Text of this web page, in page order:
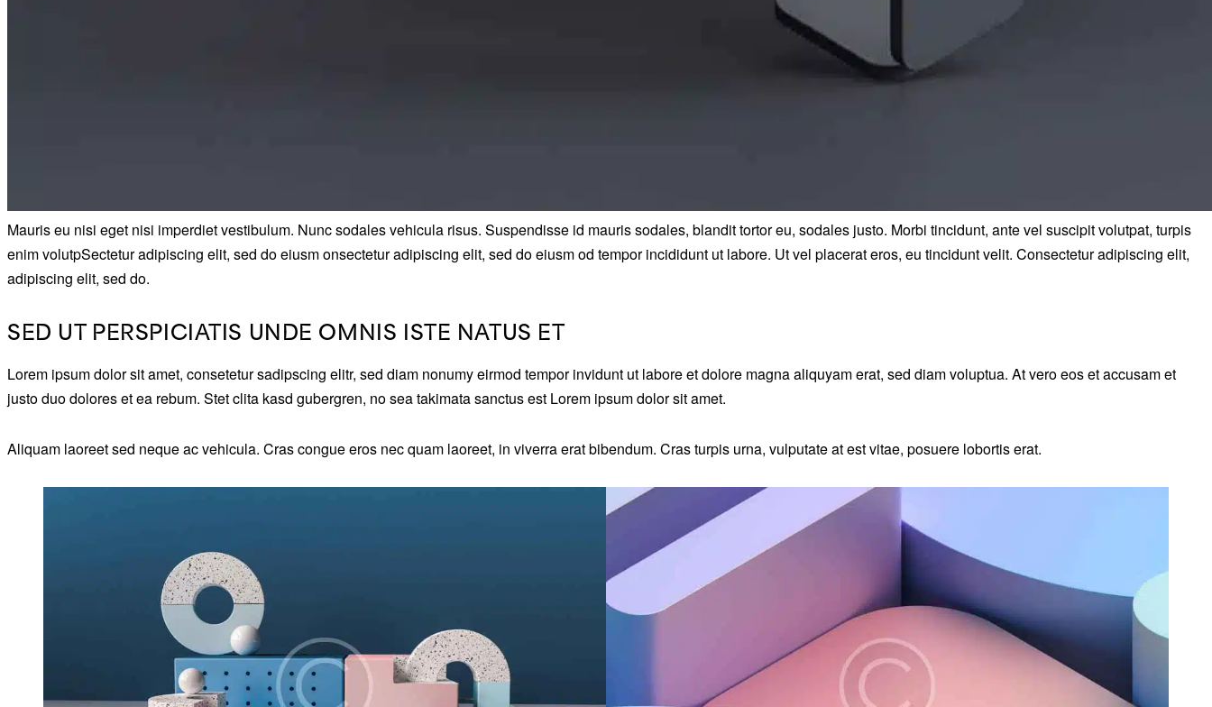
Mauris eu nisi eget nisi imperdiet vestibulum. Nunc sodales vehicula risus. Suspendisse id mauris sodales, blandit tortor eu, sodales justo. Morbi tincidunt, ante vel suscipit volutpat, turpis
enim volutpSectetur adipiscing elit, sed do eiusm onsectetur adipiscing elit, sed do eiusm od tempor incididunt ut labore. Ut vel placerat eros, eu tincidunt velit. Consectetur adipiscing elit,
adipiscing elit, sed do.
SED UT PERSPICIATIS UNDE OMNIS ISTE NATUS ET
Lorem ipsum dolor sit amet, consetetur sadipscing elitr, sed diam nonumy eirmod tempor invidunt ut labore et dolore magna aliquyam erat, sed diam voluptua. At vero eos et accusam et
justo duo dolores et ea rebum. Stet clita kasd gubergren, no sea takimata sanctus est Lorem ipsum dolor sit amet.
Aliquam laoreet sed neque ac vehicula. Cras congue eros nec quam laoreet, in viverra erat bibendum. Cras turpis urna, vulputate at est vitae, posuere lobortis erat.